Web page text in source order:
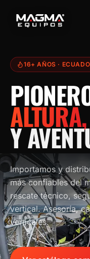
16+ AÑOS ·
Y
Importamos y
más confiables del
rescate técnico,
vertical. Asesoría,
verticales.